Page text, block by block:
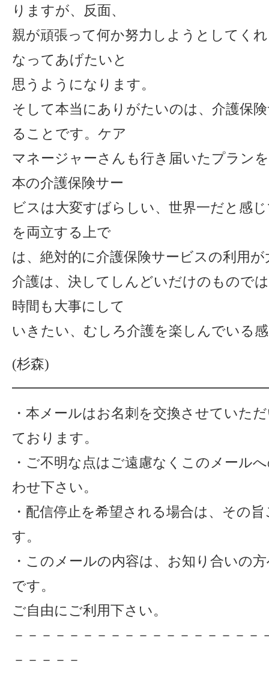
りますが、反面、
親が頑張って何か努力しようとしてく
なってあげたいと
思うようになります。
そして本当にありがたいのは、介護保
ることです。ケア
マネージャーさんも行き届いたプラン
本の介護保険サー
ビスは大変すばらしい、世界一だと感
を両立する上で
は、絶対的に介護保険サービスの利用
介護は、決してしんどいだけのもので
時間も大事にして
いきたい、むしろ介護を楽しんでいる
(杉森)
・本メールはお名刺を交換させていた
ております。
・ご不明な点はご遠慮なくこのメール
わせ下さい。
・配信停止を希望される場合は、その
す。
・このメールの内容は、お知り合いの
です。
ご自由にご利用下さい。
－－－－－－－－－－－－－－－－－－
－－－－－